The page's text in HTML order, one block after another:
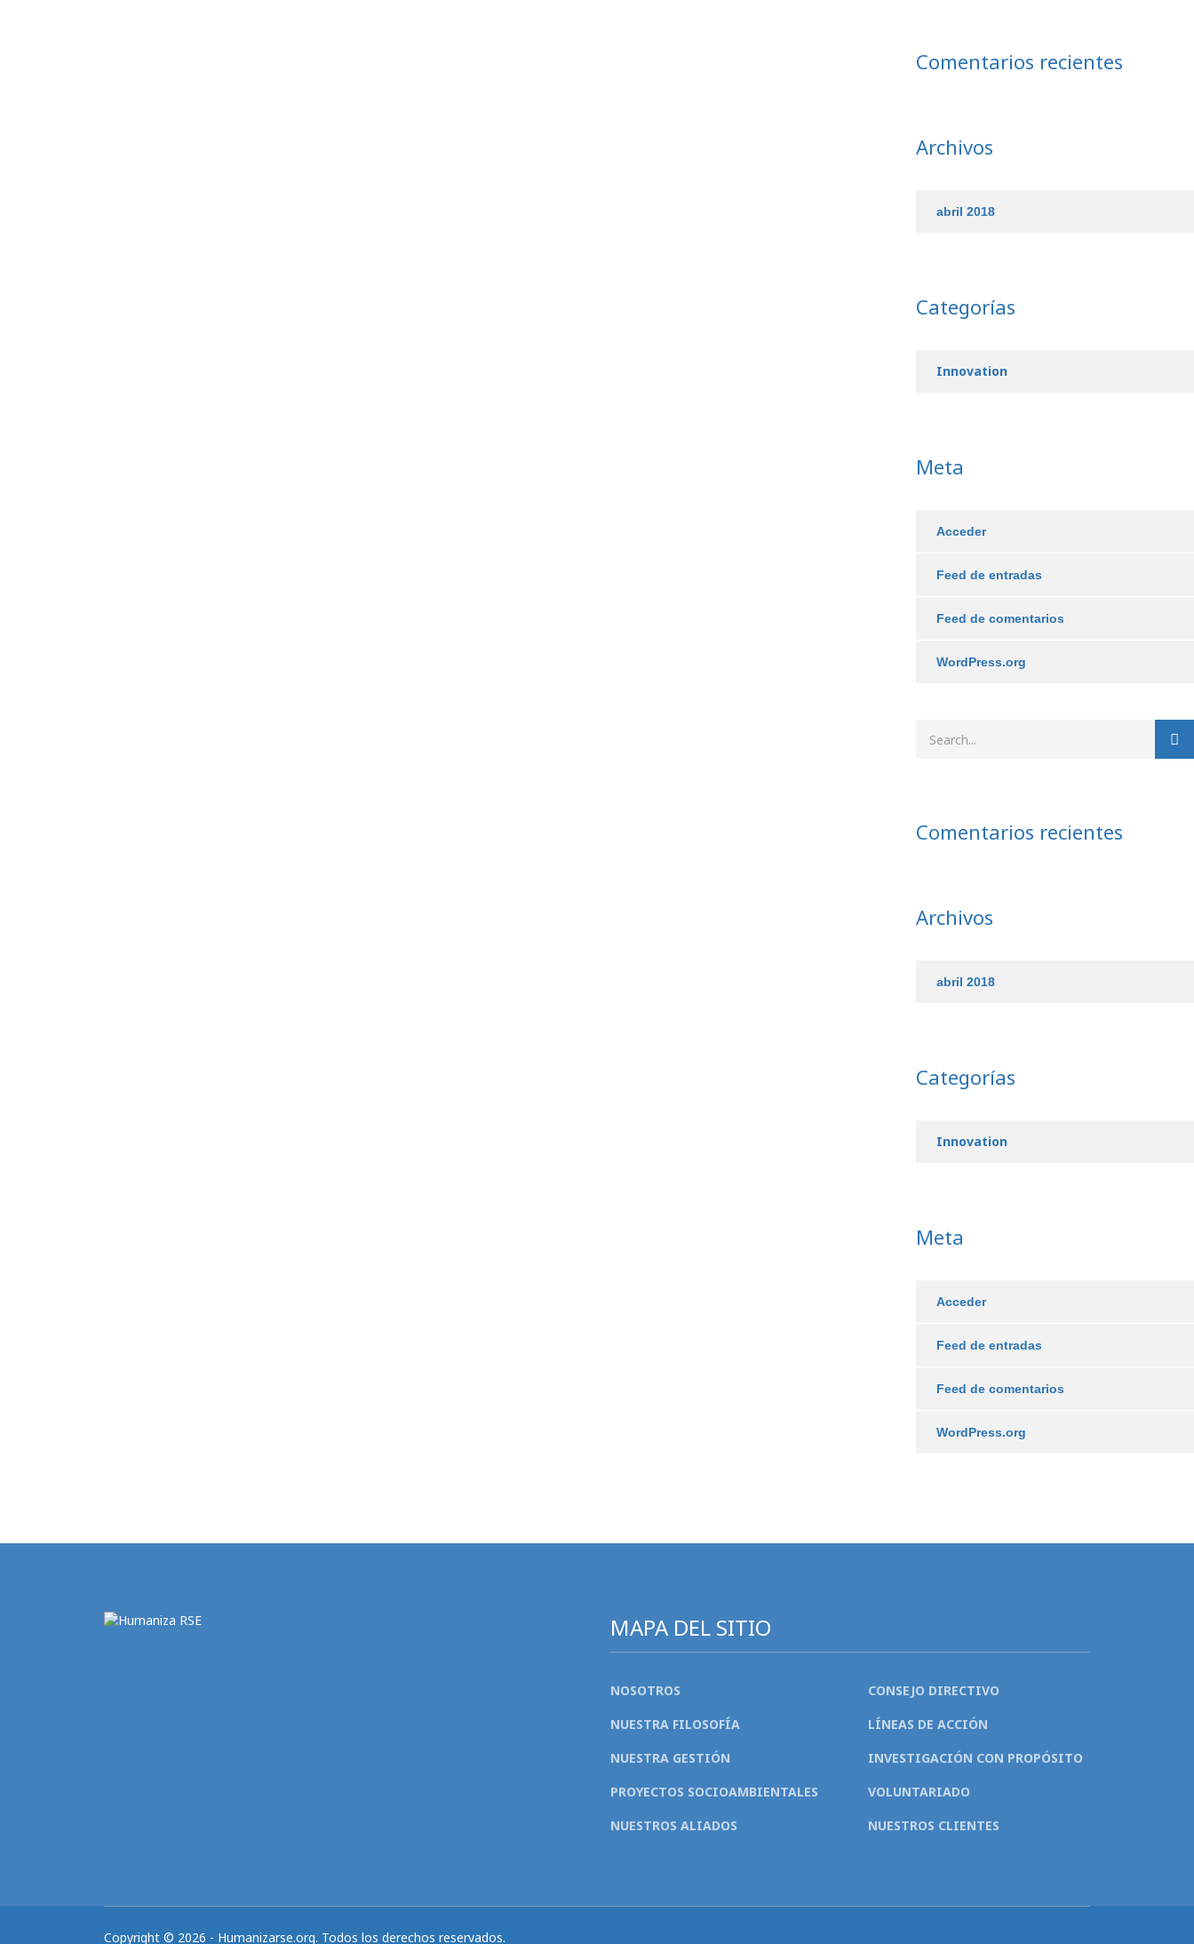
Comentarios recientes
Archivos
abril 2018
Categorías
Innovation
Meta
Acceder
Feed de entradas
Feed de comentarios
WordPress.org
Comentarios recientes
Archivos
abril 2018
Categorías
Innovation
Meta
Acceder
Feed de entradas
Feed de comentarios
WordPress.org
MAPA DEL SITIO
NOSOTROS
CONSEJO DIRECTIVO
NUESTRA FILOSOFÍA
LÍNEAS DE ACCIÓN
NUESTRA GESTIÓN
INVESTIGACIÓN CON PROPÓSITO
PROYECTOS SOCIOAMBIENTALES
VOLUNTARIADO
NUESTROS ALIADOS
NUESTROS CLIENTES
Copyright © 2026 - Humanizarse.org. Todos los derechos reservados.